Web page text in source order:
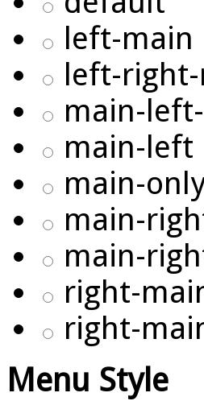
left-main
left-
main-
main-left
main-
main-
main-
right-
right-
Menu Style